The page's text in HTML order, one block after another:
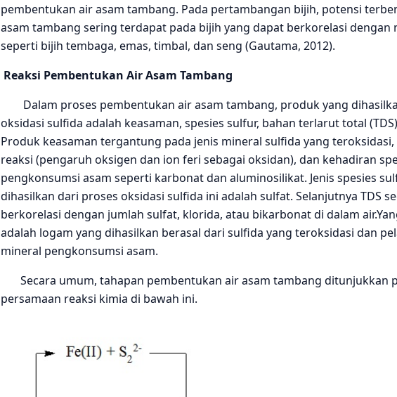
pembentukan air asam tambang. Pada pertambangan bijih, potensi
asam tambang sering terdapat pada bijih yang dapat berkorelasi dengan
seperti bijih tembaga, emas, timbal, dan seng (Gautama, 2012).
Reaksi Pembentukan Air Asam Tambang
Dalam proses pembentukan air asam tambang, produk yang
oksidasi sulfida adalah keasaman, spesies sulfur, bahan terlarut total
Produk keasaman tergantung pada jenis mineral sulfida yang
reaksi (pengaruh oksigen dan ion feri sebagai oksidan), dan kehadiran
pengkonsumsi asam seperti karbonat dan aluminosilikat. Jenis spesies
dihasilkan dari proses oksidasi sulfida ini adalah sulfat. Selanjutnya TDS
berkorelasi dengan jumlah sulfat, klorida, atau bikarbonat di dalam
adalah logam yang dihasilkan berasal dari sulfida yang teroksidasi dan
mineral pengkonsumsi asam.
Secara umum, tahapan pembentukan air asam tambang ditunjukkan
persamaan reaksi kimia di bawah ini.